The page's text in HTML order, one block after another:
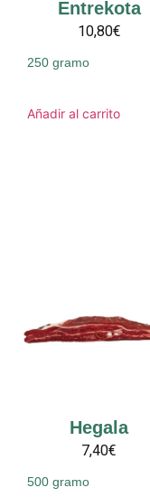
Entrekota
10,80€
250 gramo
Añadir al carrito
Hegala
7,40€
500 gramo